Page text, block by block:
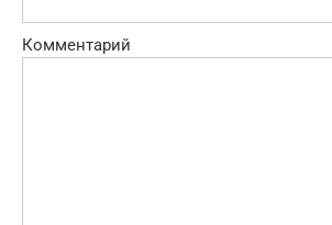
Комментарий